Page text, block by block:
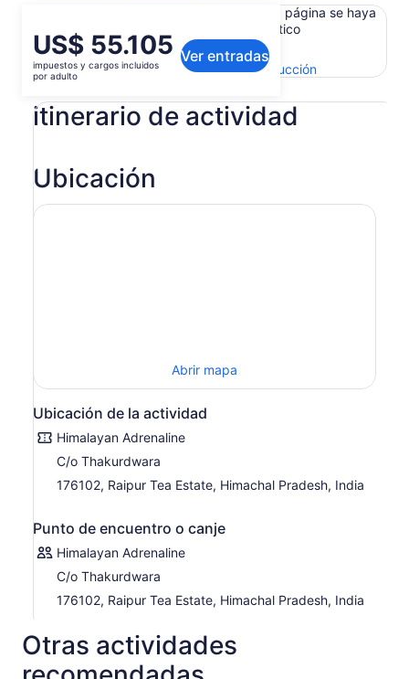
El
precio
es
US$ 55.105.
por
US$ 55.105
impuestos y cargos incluidos
por adulto
Ver entradas
Es posible que el contenido de esta página se haya
generado con un traductor automático
Ver el texto original (inglés)
Enviar comentarios sobre esta traducciónSe
en
itinerario de actividad
Ubicación
Abrir mapa
Ubicación de la actividad
Himalayan Adrenaline
C/o Thakurdwara
176102, Raipur Tea Estate, Himachal Pradesh, India
Punto de encuentro o canje
Himalayan Adrenaline
C/o Thakurdwara
176102, Raipur Tea Estate, Himachal Pradesh, India
Otras actividades